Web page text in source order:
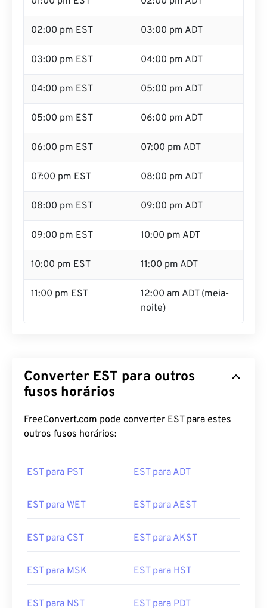
02:00 pm EST 03:00 pm ADT
03:00 pm EST 04:00 pm ADT
04:00 pm EST 05:00 pm ADT
05:00 pm EST 06:00 pm ADT
06:00 pm EST 07:00 pm ADT
07:00 pm EST 08:00 pm ADT
08:00 pm EST 09:00 pm ADT
09:00 pm EST 10:00 pm ADT
10:00 pm EST 11:00 pm ADT
11:00 pm EST
12:00 am ADT (meia-
noite)
Converter EST para outros
fusos horários
FreeConvert.com pode converter EST para estes
outros fusos horários:
EST para PST EST para ADT
EST para WET EST para AEST
EST para CST EST para AKST
EST para MSK EST para HST
EST para NST EST para PDT